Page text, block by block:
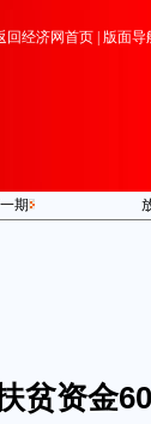
回经济网首页| 版面导
期
贫资金